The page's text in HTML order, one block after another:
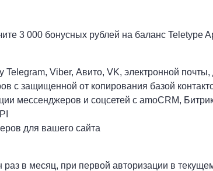
3 000 бонусных рублей на баланс Teletype
Viber, Авито, VK, электронной
с защищенной от копирования базой
мессенджеров и соцсетей с amoCRM,
для вашего сайта
в месяц, при первой авторизации в